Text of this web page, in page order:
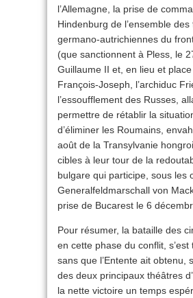
l’Allemagne, la prise de
Hindenburg de l’ensemble des
germano-autrichiennes du
(que sanctionnent à Pless, le
Guillaume II et, en lieu et
François-Joseph, l’archiduc
l’essoufflement des Russes,
permettre de rétablir la
d’éliminer les Roumains,
août de la Transylvanie
cibles à leur tour de la
bulgare qui participe, sous les
Generalfeldmarschall von
prise de Bucarest le 6
Pour résumer, la bataille des
en cette phase du conflit, s’est
sans que l’Entente ait obtenu,
des deux principaux théâtres
la nette victoire un temps